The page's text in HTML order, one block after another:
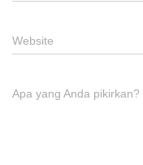
Website
Apa yang Anda pikirkan?